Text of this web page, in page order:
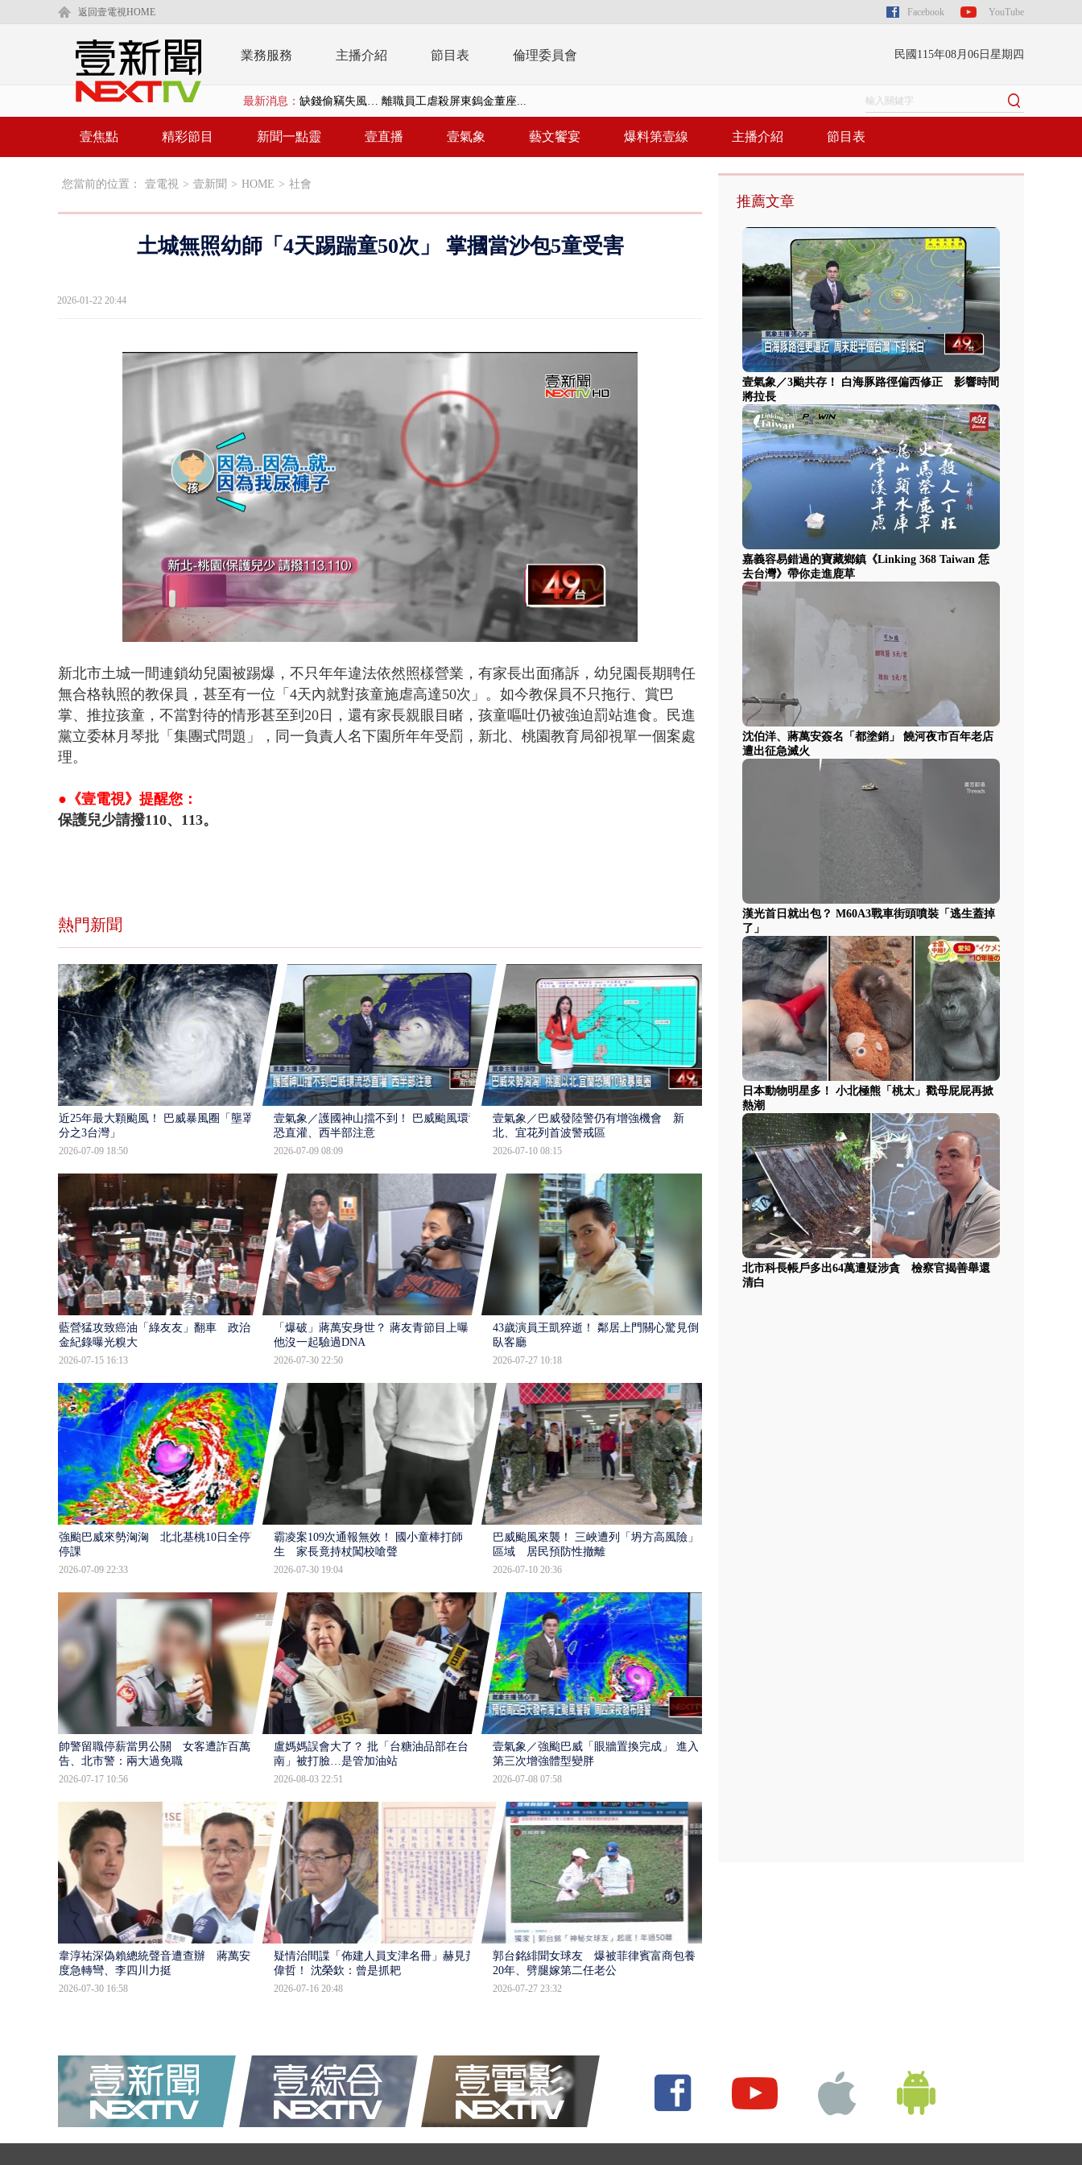
返回壹電視HOME Facebook YouTube
業務服務 主播介紹 節目表 倫理委員會 民國115年08月06日星期四
最新消息： 漢光42號演習今登場 10天9夜無劇本、全旅...
壹氣象／3颱共存！ 白海豚路徑偏西修正 影...
演哪齣？ 情侶吵架「女開門跳車」 違法道交...
缺錢偷竊失風… 離職員工虐殺屏東鎢金董座...
壹焦點 精彩節目 新聞一點靈 壹直播 壹氣象 藝文饗宴 爆料第壹線 主播介紹 節目表
您當前的位置： 壹電視 > 壹新聞 > HOME > 社會
土城無照幼師「4天踢踹童50次」 掌摑當沙包5童受害
2026-01-22 20:44
36.95%
新北市土城一間連鎖幼兒園被踢爆，不只年年違法依然照樣營業，有家長出面痛訴，幼兒園長期聘任
無合格執照的教保員，甚至有一位「4天內就對孩童施虐高達50次」。如今教保員不只拖行、賞巴
掌、推拉孩童，不當對待的情形甚至到20日，還有家長親眼目睹，孩童嘔吐仍被強迫罰站進食。民進
黨立委林月琴批「集團式問題」，同一負責人名下園所年年受罰，新北、桃園教育局卻視單一個案處
理。
●《壹電視》提醒您：
保護兒少請撥110、113。
熱門新聞
近25年最大顆颱風！ 巴威暴風圈「壟罩4
分之3台灣」
2026-07-09 18:50
壹氣象／護國神山擋不到！ 巴威颱風環流
恐直灌、西半部注意
2026-07-09 08:09
壹氣象／巴威發陸警仍有增強機會 新
北、宜花列首波警戒區
2026-07-10 08:15
藍營猛攻致癌油「綠友友」翻車 政治獻
金紀錄曝光糗大
2026-07-15 16:13
「爆破」蔣萬安身世？ 蔣友青節目上曝：
他沒一起驗過DNA
2026-07-30 22:50
43歲演員王凱猝逝！ 鄰居上門關心驚見倒
臥客廳
2026-07-27 10:18
強颱巴威來勢洶洶 北北基桃10日全停班
停課
2026-07-09 22:33
霸凌案109次通報無效！ 國小童棒打師
生 家長竟持杖闖校嗆聲
2026-07-30 19:04
巴威颱風來襲！ 三峽遭列「坍方高風險」
區域 居民預防性撤離
2026-07-10 20:36
帥警留職停薪當男公關 女客遭詐百萬提
告、北市警：兩大過免職
2026-07-17 10:56
盧媽媽誤會大了？ 批「台糖油品部在台
南」被打臉…是管加油站
2026-08-03 22:51
壹氣象／強颱巴威「眼牆置換完成」 進入
第三次增強體型變胖
2026-07-08 07:58
韋淳祐深偽賴總統聲音遭查辦 蔣萬安態
度急轉彎、李四川力挺
2026-07-30 16:58
疑情治間諜「佈建人員支津名冊」赫見黃
偉哲！ 沈榮欽：曾是抓耙
2026-07-16 20:48
郭台銘緋聞女球友 爆被菲律賓富商包養
20年、劈腿嫁第二任老公
2026-07-27 23:32
推薦文章
壹氣象／3颱共存！ 白海豚路徑偏西修正 影響時間
將拉長
嘉義容易錯過的寶藏鄉鎮《Linking 368 Taiwan 恁
去台灣》帶你走進鹿草
沈伯洋、蔣萬安簽名「都塗銷」 饒河夜市百年老店
遭出征急滅火
漢光首日就出包？ M60A3戰車街頭噴裝「逃生蓋掉
了」
日本動物明星多！ 小北極熊「桃太」戳母屁屁再掀
熱潮
北市科長帳戶多出64萬遭疑涉貪 檢察官揭善舉還
清白